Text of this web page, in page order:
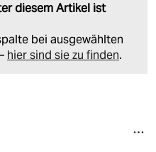
diesem Artikel ist
bei ausgewählten
hier sind sie zu finden.